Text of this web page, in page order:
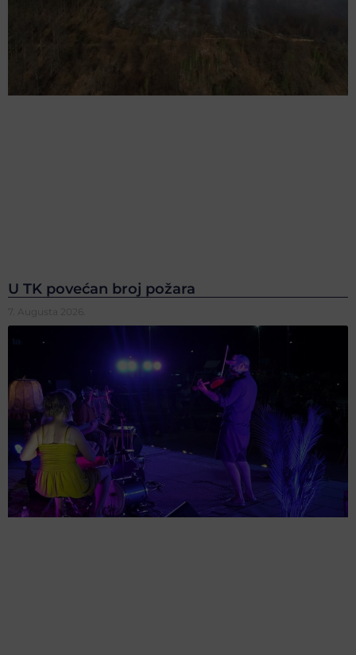
U TK povećan broj požara
7. Augusta 2026.